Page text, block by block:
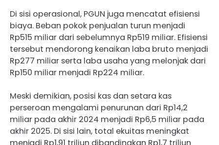
Di sisi operasional, PGUN juga mencatat efisiensi
biaya. Beban pokok penjualan turun menjadi
Rp515 miliar dari sebelumnya Rp519 miliar. Efisiensi
tersebut mendorong kenaikan laba bruto menjadi
Rp277 miliar serta laba usaha yang melonjak dari
Rp150 miliar menjadi Rp224 miliar.
Meski demikian, posisi kas dan setara kas
perseroan mengalami penurunan dari Rp14,2
miliar pada akhir 2024 menjadi Rp6,5 miliar pada
akhir 2025. Di sisi lain, total ekuitas meningkat
menjadi Rp1,91 triliun dibandingkan Rp1,7 triliun